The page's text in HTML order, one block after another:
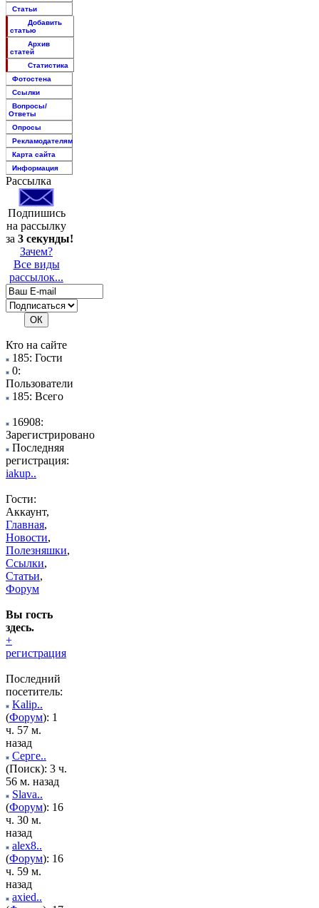
Статьи
Добавить
статью
Архив
статей
Статистика
Фотостена
Ссылки
Вопросы/
Ответы
Опросы
Рекламодателям
Карта сайта
Информация
Рассылка
Подпишись
на рассылку
за 3 секунды!
Зачем?
Все виды
рассылок...
Кто на сайте
185: Гости
0:
Пользователи
185: Всего
16908:
Зарегистрировано
Последняя
регистрация:
iakup..
Гости:
Аккаунт,
Главная,
Новости,
Полезняшки,
Ссылки,
Статьи,
Форум
Вы гость
здесь.
+
регистрация
Последний
посетитель:
Kalip..
(Форум): 1
ч. 57 м.
назад
Серге..
(Поиск): 3 ч.
56 м. назад
Slava..
(Форум): 16
ч. 30 м.
назад
alex8..
(Форум): 16
ч. 59 м.
назад
axied..